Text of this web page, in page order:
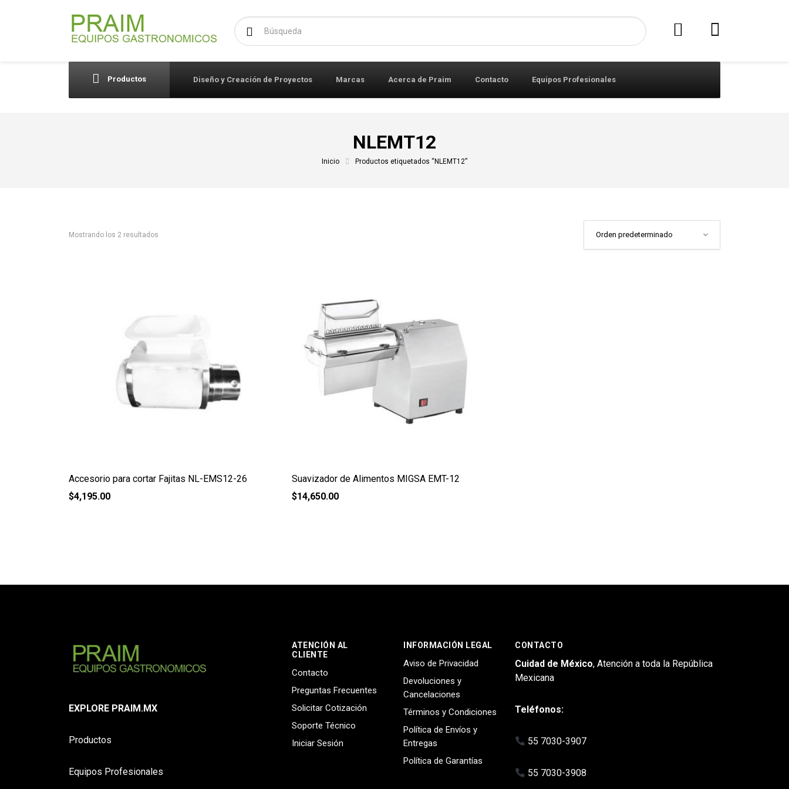
Buscar:
Productos Diseño y Creación de Proyectos Marcas Acerca de Praim Contacto Equipos Profesionales
NLEMT12
Inicio Productos etiquetados “NLEMT12”
Mostrando los 2 resultados
Accesorio para cortar Fajitas NL-EMS12-26
$4,195.00
Suavizador de Alimentos MIGSA EMT-12
$14,650.00
EXPLORE PRAIM.MX
Productos
Equipos Profesionales
ATENCIÓN AL
CLIENTE
Contacto
Preguntas Frecuentes
Solicitar Cotización
Soporte Técnico
Iniciar Sesión
INFORMACIÓN LEGAL
Aviso de Privacidad
Devoluciones y
Cancelaciones
Términos y Condiciones
Política de Envíos y
Entregas
Política de Garantías
CONTACTO
Cuidad de México, Atención a toda la República
Mexicana
Teléfonos:
55 7030-3907
55 7030-3908